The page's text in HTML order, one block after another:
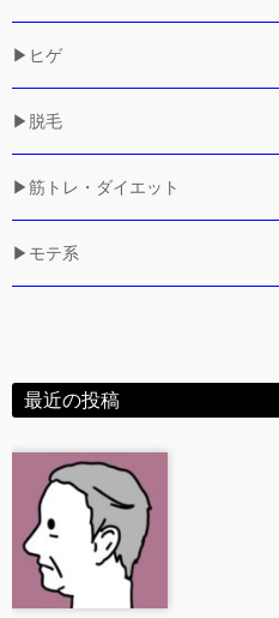
▶ヒゲ
▶脱毛
▶筋トレ・ダイエット
▶モテ系
最近の投稿